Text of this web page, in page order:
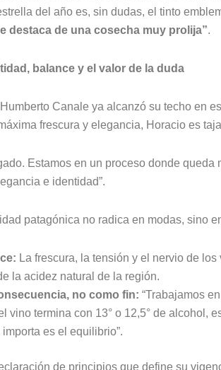
del año es, sin dudas, el tinto
destaca de una cosecha muy prolija”.
balance y el valor de la duda
Canale ya alcanzó su techo en
frescura y elegancia, Horacio es
Estamos en un proceso donde queda
e identidad”.
patagónica no radica en modas, sino
La frescura, la tensión y el nervio de
la acidez natural de la región.
no como fin: “Trabajamos
vino termina con 13° o 12,5° de alcohol,
es el equilibrio”.
de principios que define su